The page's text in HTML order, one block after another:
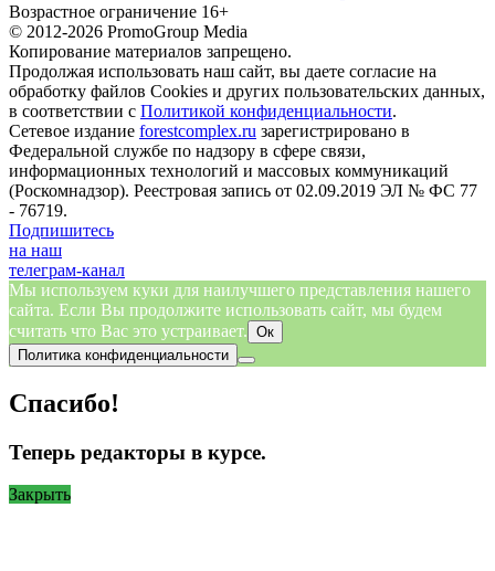
Возрастное ограничение 16+
© 2012-2026 PromoGroup Media
Копирование материалов запрещено.
Продолжая использовать наш сайт, вы даете согласие на
обработку файлов Cookies и других пользовательских данных,
в соответствии с Политикой конфиденциальности.
Сетевое издание forestcomplex.ru зарегистрировано в
Федеральной службе по надзору в сфере связи,
информационных технологий и массовых коммуникаций
(Роскомнадзор). Реестровая запись от 02.09.2019 ЭЛ № ФС 77
- 76719.
Подпишитесь
на наш
телеграм-канал
Мы используем куки для наилучшего представления нашего
сайта. Если Вы продолжите использовать сайт, мы будем
считать что Вас это устраивает. Ок
Политика конфиденциальности
Спасибо!
Теперь редакторы в курсе.
Закрыть